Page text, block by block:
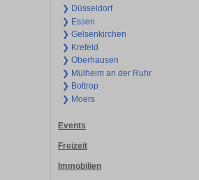
❯ Düsseldorf
❯ Essen
❯ Gelsenkirchen
❯ Krefeld
❯ Oberhausen
❯ Mülheim an der Ruhr
❯ Bottrop
❯ Moers
Events
Freizeit
Immobilien